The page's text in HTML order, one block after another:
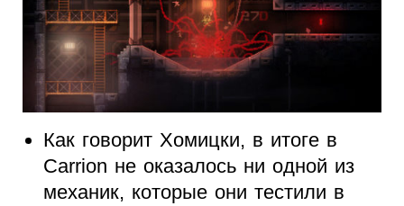
Как говорит Хомицки, в итоге в
Carrion не оказалось ни одной из
механик, которые они тестили в